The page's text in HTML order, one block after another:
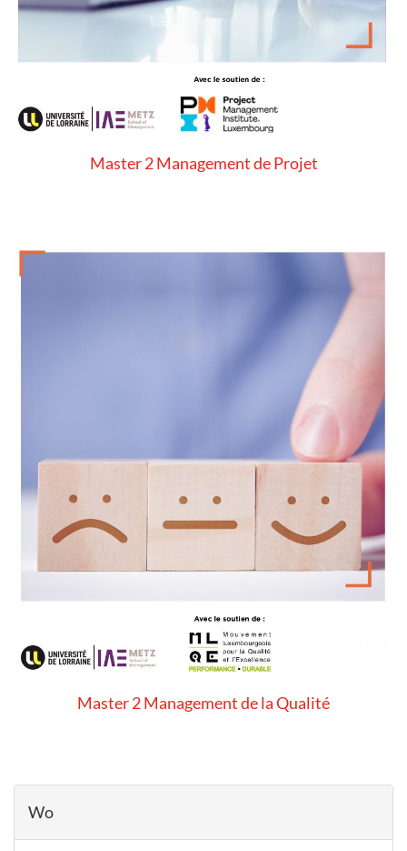
Master 2 Management de Projet
Master 2 Management de la Qualité
Wo